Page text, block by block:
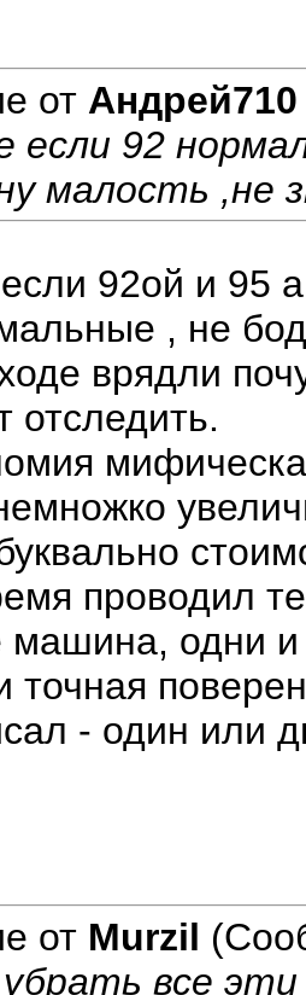
от Андрей710
если 92
малость ,не
92ой и 95
, не
врядли
отследить.
проводил
машина, одни и
точная
- один или
от Murzil
убрать все